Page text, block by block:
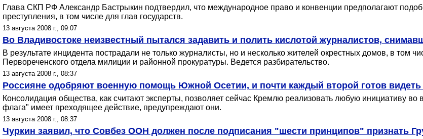
Глава СКП РФ Александр Бастрыкин подтвердил, что международное право и конвенции предполагают
преступления, в том числе для глав государств.
13 августа 2008 г., 09:07
Во Владивостоке неизвестный пытался задавить и полить кислотой журналистов,
В результате инцидента пострадали не только журналисты, но и несколько жителей окрестных домов, в том
Первореченского отдела милиции и районной прокуратуры. Ведется разбирательство.
13 августа 2008 г., 08:37
Россияне одобряют военную помощь Южной Осетии, и почти каждый второй готов видеть
Консолидация общества, как считают эксперты, позволяет сейчас Кремлю реализовать любую инициативу
флага" имеет преходящее действие, предупреждают они.
13 августа 2008 г., 08:37
Чуркин заявил, что Совбез ООН должен после подписания "шести принципов" признать